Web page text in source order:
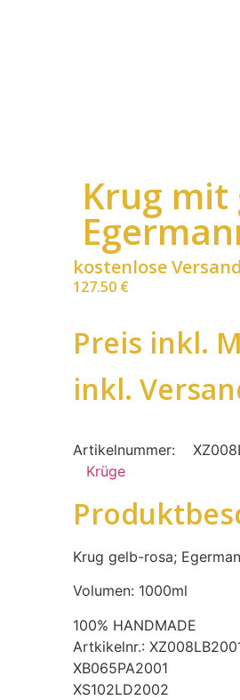
Krug
kostenlose Versand
127.50 €
Preis inkl.
inkl.
Artikelnummer:
Krüge
Krug gelb-rosa;
Volumen: 1000ml
100% HANDMADE
Artkikelnr.:
XB065PA2001
XS102LD2002